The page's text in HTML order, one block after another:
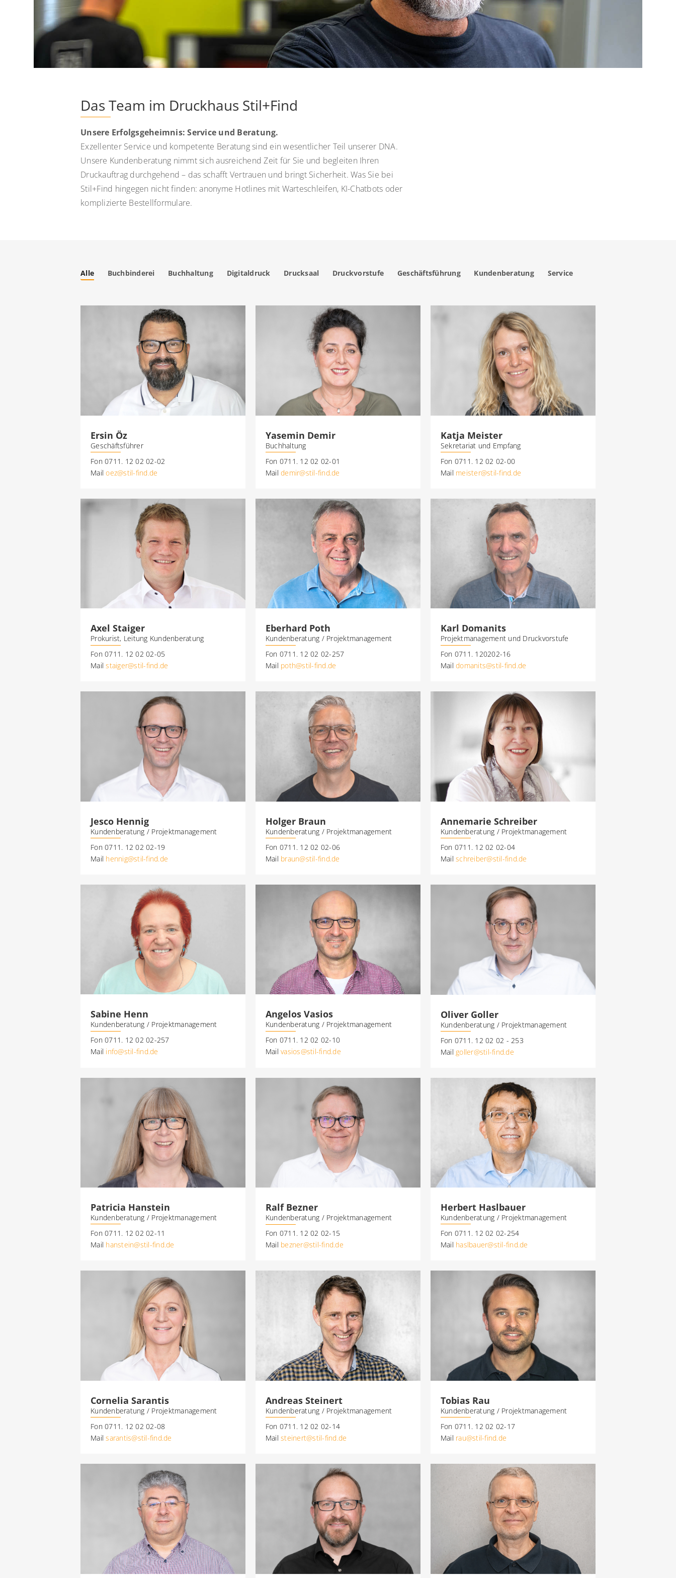
Das Team im Druckhaus Stil+Find
Unsere Erfolgsgeheimnis: Service und Beratung.
Exzellenter Service und kompetente Beratung sind ein wesentlicher Teil unserer DNA.
Unsere Kundenberatung nimmt sich ausreichend Zeit für Sie und begleiten Ihren
Druckauftrag durchgehend – das schafft Vertrauen und bringt Sicherheit. Was Sie bei
Stil+Find hingegen nicht finden: anonyme Hotlines mit Warteschleifen, KI-Chatbots oder
komplizierte Bestellformulare.
Alle Buchbinderei Buchhaltung Digitaldruck Drucksaal Druckvorstufe Geschäftsführung Kundenberatung Service
Ersin Öz
Geschäftsführer
Fon 0711. 12 02 02-02
Mailoez@stil-find.de
Yasemin Demir
Buchhaltung
Fon 0711. 12 02 02-01
Maildemir@stil-find.de
Katja Meister
Sekretariat und Empfang
Fon 0711. 12 02 02-00
Mail meister@stil-find.de
Axel Staiger
Prokurist, Leitung Kundenberatung
Fon 0711. 12 02 02-05
Mailstaiger@stil-find.de
Eberhard Poth
Kundenberatung / Projektmanagement
Fon 0711. 12 02 02-257
Mail poth@stil-find.de
Karl Domanits
Projektmanagement und Druckvorstufe
Fon 0711. 120202-16
Maildomanits@stil-find.de
Jesco Hennig
Kundenberatung / Projektmanagement
Fon 0711. 12 02 02-19
Mail hennig@stil-find.de
Holger Braun
Kundenberatung / Projektmanagement
Fon 0711. 12 02 02-06
Mail braun@stil-find.de
Annemarie Schreiber
Kundenberatung / Projektmanagement
Fon 0711. 12 02 02-04
Mailschreiber@stil-find.de
Sabine Henn
Kundenberatung / Projektmanagement
Fon 0711. 12 02 02-257
Mail info@stil-find.de
Angelos Vasios
Kundenberatung / Projektmanagement
Fon 0711. 12 02 02-10
Mailvasios@stil-find.de
Oliver Goller
Kundenberatung / Projektmanagement
Fon 0711. 12 02 02 - 253
Mailgoller@stil-find.de
Patricia Hanstein
Kundenberatung / Projektmanagement
Fon 0711. 12 02 02-11
Mail hanstein@stil-find.de
Ralf Bezner
Kundenberatung / Projektmanagement
Fon 0711. 12 02 02-15
Mail bezner@stil-find.de
Herbert Haslbauer
Kundenberatung / Projektmanagement
Fon 0711. 12 02 02-254
Mail haslbauer@stil-find.de
Cornelia Sarantis
Kundenberatung / Projektmanagement
Fon 0711. 12 02 02-08
Mailsarantis@stil-find.de
Andreas Steinert
Kundenberatung / Projektmanagement
Fon 0711. 12 02 02-14
Mailsteinert@stil-find.de
Tobias Rau
Kundenberatung / Projektmanagement
Fon 0711. 12 02 02-17
Mail rau@stil-find.de